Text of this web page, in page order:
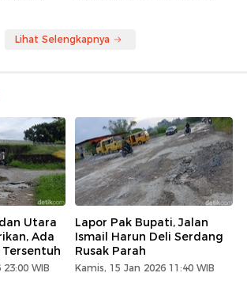
Lihat Selengkapnya
Utara
Ada
Tersentuh
WIB
Lapor Pak Bupati, Jalan
Ismail Harun Deli Serdang
Rusak Parah
Kamis, 15 Jan 2026 11:40 WIB